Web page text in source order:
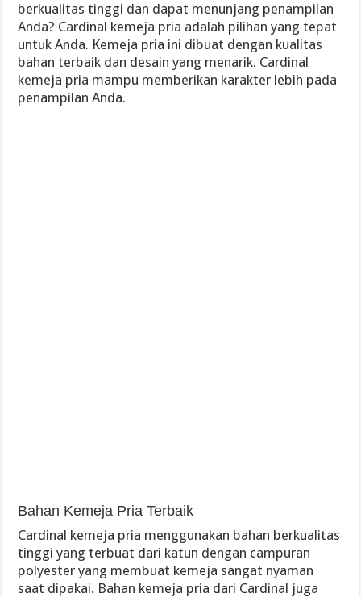
berkualitas tinggi dan dapat menunjang penampilan
Anda? Cardinal kemeja pria adalah pilihan yang tepat
untuk Anda. Kemeja pria ini dibuat dengan kualitas
bahan terbaik dan desain yang menarik. Cardinal
kemeja pria mampu memberikan karakter lebih pada
penampilan Anda.
Bahan Kemeja Pria Terbaik
Cardinal kemeja pria menggunakan bahan berkualitas
tinggi yang terbuat dari katun dengan campuran
polyester yang membuat kemeja sangat nyaman
saat dipakai. Bahan kemeja pria dari Cardinal juga